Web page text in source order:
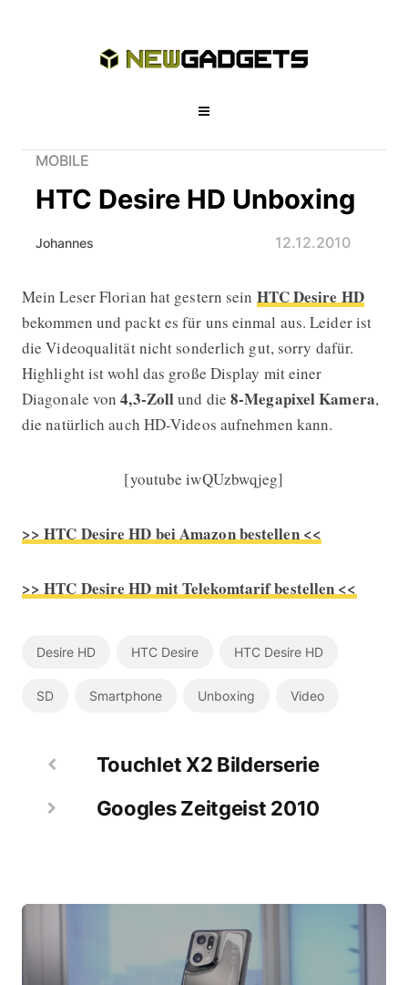
MOBILE
HTC Desire HD Unboxing
Johannes 12.12.2010
HTC Desire HD Unboxing
Mein Leser Florian hat gestern sein HTC Desire HD
bekommen und packt es für uns einmal aus. Leider ist
die Videoqualität nicht sonderlich gut, sorry dafür.
Highlight ist wohl das große Display mit einer
Diagonale von4,3-Zollund die8-Megapixel Kamera,
die natürlich auch HD-Videos aufnehmen kann.
[youtube iwQUzbwqjeg]
>> HTC Desire HD bei Amazon bestellen <<
>> HTC Desire HD mit Telekomtarif bestellen <<
Desire HD HTC Desire HTC Desire HD
SD Smartphone Unboxing Video
Touchlet X2 Bilderserie
Googles Zeitgeist 2010